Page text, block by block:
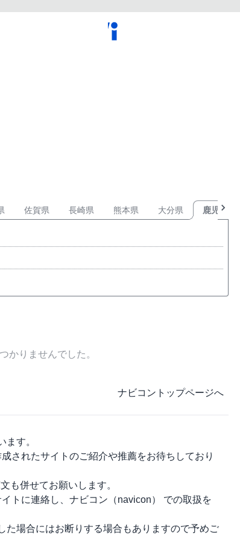
佐賀県 長崎県 熊本県 大分県 鹿児島県
かりませんでした。
ナビコントップページへ
ます。
されたサイトのご紹介や推薦をお待ちしており
も併せてお願いします。
トに連絡し、 ナビコン（navicon）
での取扱を
た場合にはお断りする場合もありますので予めご